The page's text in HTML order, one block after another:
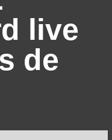
live
de